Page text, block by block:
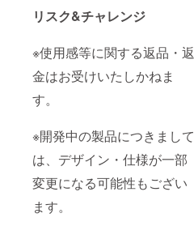
リスク&チャレンジ
※使用感等に関する返品・返
金はお受けいたしかねま
す。
※開発中の製品につきまして
は、デザイン・仕様が一部
変更になる可能性もござい
ます。